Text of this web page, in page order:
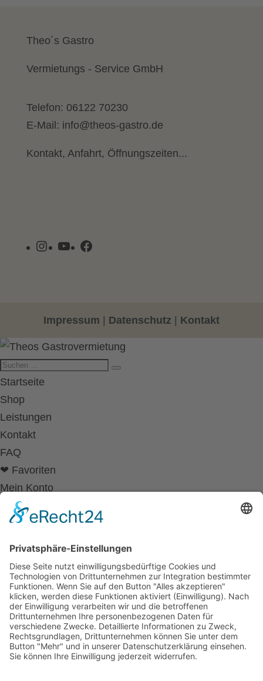
Theo´s Gastro
Vermietungs - Service GmbH
Telefon: 06122 70230
E-Mail: info@theos-gastro.de
Kontakt, Anfahrt, Öffnungszeiten...
Instagram
YouTubeFacebook
Impressum Datenschutz Kontakt
Startseite
Shop
Leistungen
Kontakt
FAQ
❤ Favoriten
Mein Konto
Betriebsferien
Wir befinden uns vom
19.12.2025 bis einschließlich 07.01.2026
in unseren Betriebsferien.
In dieser Zeit werden Anfragen